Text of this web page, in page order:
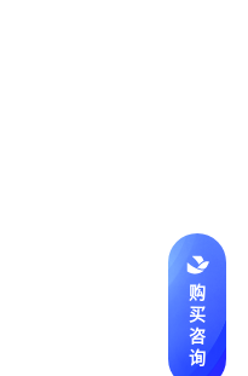
购
买
咨
询